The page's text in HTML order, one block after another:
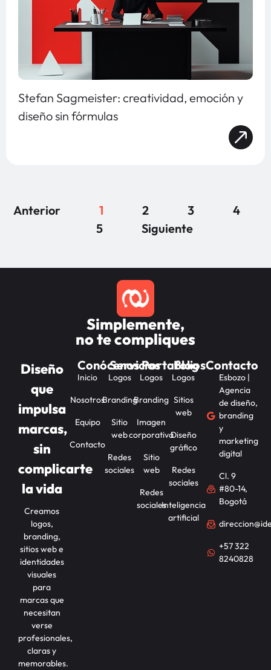
Stefan Sagmeister: creatividad, emoción y
diseño sin fórmulas
Anterior 1 2 3
4
5
Siguiente
Simplemente,
no te compliques
Diseño
que
impulsa
marcas,
sin
complicarte
la vida
Creamos
logos,
branding,
sitios web e
identidades
visuales
para
marcas que
necesitan
verse
profesionales,
claras y
memorables.
Conócenos
Inicio
Nosotros
Equipo
Contacto
Servicios
Logos
Branding
Sitio
web
Redes
sociales
Portafolios
Logos
Branding
Imagen
corporativa
Sitio
web
Redes
sociales
Blog
Logos
Sitios
web
Diseño
gráfico
Redes
sociales
Inteligencia
artificial
Contacto
Esbozo |
Agencia
de diseño,
branding
y
marketing
digital
Cl. 9
#80-14,
Bogotá
+57 322
8240828